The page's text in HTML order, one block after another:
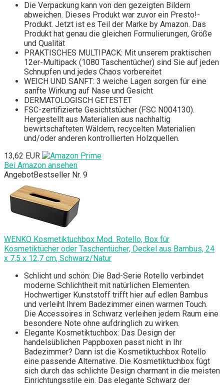
Die Verpackung kann von den gezeigten Bildern
abweichen. Dieses Produkt war zuvor ein Presto!-
Produkt. Jetzt ist es Teil der Marke by Amazon. Das
Produkt hat genau die gleichen Formulierungen, Größe
und Qualität
PRAKTISCHES MULTIPACK: Mit unserem praktischen
12er-Multipack (1080 Taschentücher) sind Sie auf jeden
Schnupfen und jedes Chaos vorbereitet
WEICH UND SANFT: 3 weiche Lagen sorgen für eine
sanfte Wirkung auf Nase und Gesicht
DERMATOLOGISCH GETESTET
FSC-zertifizierte Gesichtstücher (FSC N004130).
Hergestellt aus Materialien aus nachhaltig
bewirtschafteten Wäldern, recycelten Materialien
und/oder anderen kontrollierten Holzquellen.
13,62 EUR
Bei Amazon ansehen
AngebotBestseller Nr. 9
WENKO Kosmetiktuchbox Mod. Rotello, Box für
Kosmetiktücher oder Taschentücher, Deckel aus Bambus, 24
x 7,5 x 12,7 cm, Schwarz/Natur
Schlicht und schön: Die Bad-Serie Rotello verbindet
moderne Schlichtheit mit natürlichen Elementen.
Hochwertiger Kunststoff trifft hier auf edlen Bambus
und verleiht Ihrem Badezimmer einen warmen Touch.
Die Accessoires in Schwarz verleihen jedem Raum eine
besondere Note ohne aufdringlich zu wirken.
Elegante Kosmetiktuchbox: Das Design der
handelsüblichen Pappboxen passt nicht in Ihr
Badezimmer? Dann ist die Kosmetiktuchbox Rotello
eine passende Alternative. Die Kosmetiktuchbox fügt
sich durch das schlichte Design charmant in die meisten
Einrichtungsstile ein. Das elegante Schwarz der